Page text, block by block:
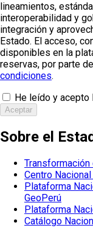
lineamientos,
interoperabilidad y
integración y
Estado. El acceso,
disponibles en la
reservas, por parte
condiciones.
He leído y
Aceptar
Sobre el
Centro
Plataforma
GeoPerú
Plataforma
Catálogo